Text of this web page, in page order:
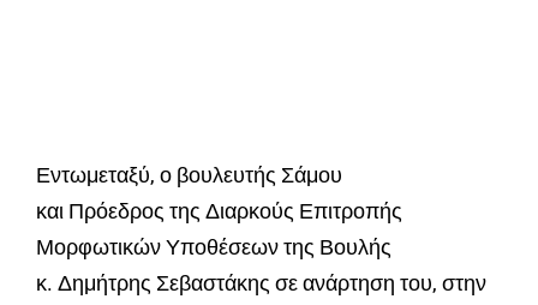
Εντωμεταξύ, ο βουλευτής Σάμου
και Πρόεδρος της Διαρκούς Επιτροπής
Μορφωτικών Υποθέσεων της Βουλής
κ. Δημήτρης Σεβαστάκης σε ανάρτηση του, στην